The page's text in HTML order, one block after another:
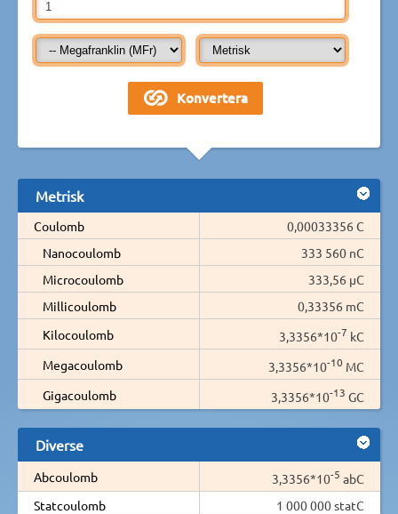
Metrisk
Coulomb
0,00033356 C
Nanocoulomb
333 560 nC
Microcoulomb
333,56 µC
Millicoulomb
0,33356 mC
Kilocoulomb
3,3356*10-7 kC
Megacoulomb
3,3356*10-10 MC
Gigacoulomb
3,3356*10-13 GC
Diverse
Abcoulomb 3,3356*10-5 abC
Statcoulomb
1 000 000 statC